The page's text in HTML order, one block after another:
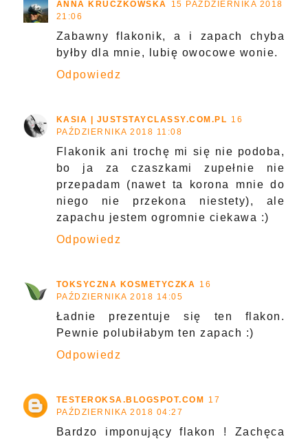
ANNA KRUCZKOWSKA
15 PAŹDZIERNIKA 2018
21:06
Zabawny flakonik, a i zapach chyba
byłby dla mnie, lubię owocowe wonie.
Odpowiedz
KASIA | JUSTSTAYCLASSY.COM.PL 16
PAŹDZIERNIKA 2018 11:08
Flakonik ani trochę mi się nie podoba,
bo ja za czaszkami zupełnie nie
przepadam (nawet ta korona mnie do
niego nie przekona niestety), ale
zapachu jestem ogromnie ciekawa :)
Odpowiedz
TOKSYCZNA KOSMETYCZKA
16
PAŹDZIERNIKA 2018 14:05
Ładnie prezentuje się ten flakon.
Pewnie polubiłabym ten zapach :)
Odpowiedz
TESTEROKSA.BLOGSPOT.COM 17
PAŹDZIERNIKA 2018 04:27
Bardzo imponujący flakon ! Zachęca